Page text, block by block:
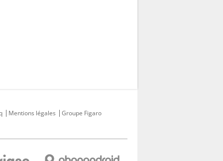
Mentions légales Groupe Figaro